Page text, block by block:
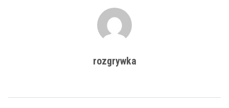
rozgrywka